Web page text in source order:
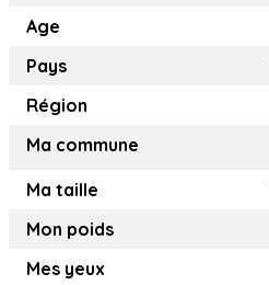
Age
Pays
Région
Ma commune
Ma taille
Mon poids
Mes yeux